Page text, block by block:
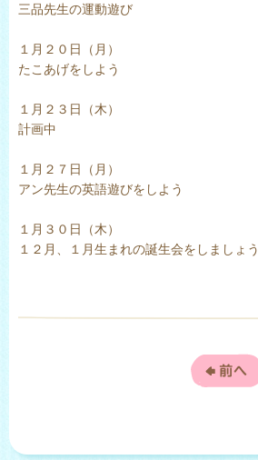
三品先生の運動遊び
１月２０日（月）
たこあげをしよう
１月２３日（木）
計画中
１月２７日（月）
アン先生の英語遊びをしよう
１月３０日（木）
１２月、１月生まれの誕生会をしましょう